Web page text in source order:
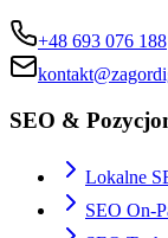
+48 693 076 188
SEO &
Lokalne
SEO On-